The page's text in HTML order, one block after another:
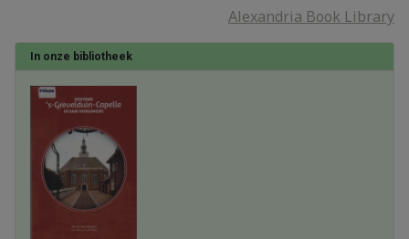
Alexandria Book Library
In onze bibliotheek